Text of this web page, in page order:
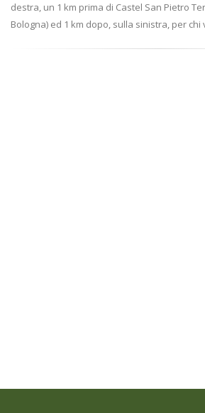
destra, un 1 km prima di Castel San Pietro
Bologna) ed 1 km dopo, sulla sinistra, per chi